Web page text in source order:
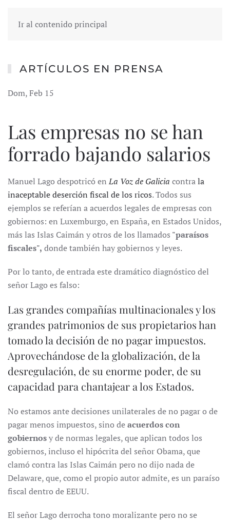
Ir al contenido principal
ARTÍCULOS EN PRENSA
Dom, Feb 15
Las empresas no se han
forrado bajando salarios
Manuel Lago despotricó enLa Voz de Galicia contrala
inaceptable deserción fiscal de los ricos. Todos sus
ejemplos se referían a acuerdos legales de empresas con
gobiernos: en Luxemburgo, en España, en Estados Unidos,
más las Islas Caimán y otros de los llamados "paraísos
fiscales", donde también hay gobiernos y leyes.
Por lo tanto, de entrada este dramático diagnóstico del
señor Lago es falso:
Las grandes compañías multinacionales y los
grandes patrimonios de sus propietarios han
tomado la decisión de no pagar impuestos.
Aprovechándose de la globalización, de la
desregulación, de su enorme poder, de su
capacidad para chantajear a los Estados.
No estamos ante decisiones unilaterales de no pagar o de
pagar menos impuestos, sino deacuerdos con
gobiernosy de normas legales, que aplican todos los
gobiernos, incluso el hipócrita del señor Obama, que
clamó contra las Islas Caimán pero no dijo nada de
Delaware, que, como el propio autor admite, es un paraíso
fiscal dentro de EEUU.
El señor Lago derrocha tono moralizante pero no se